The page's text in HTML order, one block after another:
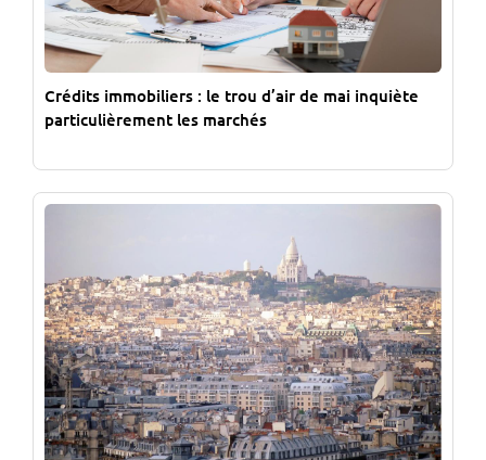
Crédits immobiliers : le trou d’air de mai inquiète
particulièrement les marchés